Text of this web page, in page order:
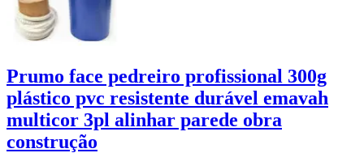
Prumo face pedreiro profissional 300g
plástico pvc resistente durável emavah
multicor 3pl alinhar parede obra
construção